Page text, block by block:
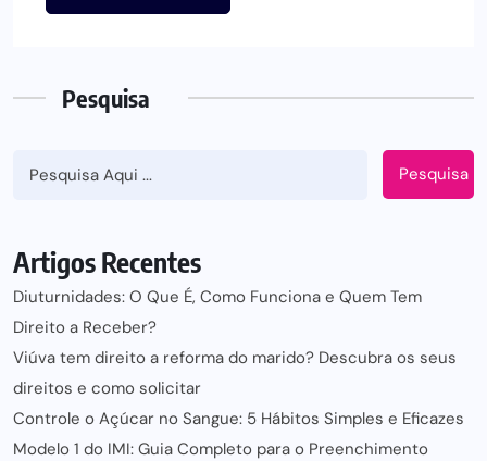
Pesquisa
Pesquisa
Artigos Recentes
Diuturnidades: O Que É, Como Funciona e Quem Tem
Direito a Receber?
Viúva tem direito a reforma do marido? Descubra os seus
direitos e como solicitar
Controle o Açúcar no Sangue: 5 Hábitos Simples e Eficazes
Modelo 1 do IMI: Guia Completo para o Preenchimento